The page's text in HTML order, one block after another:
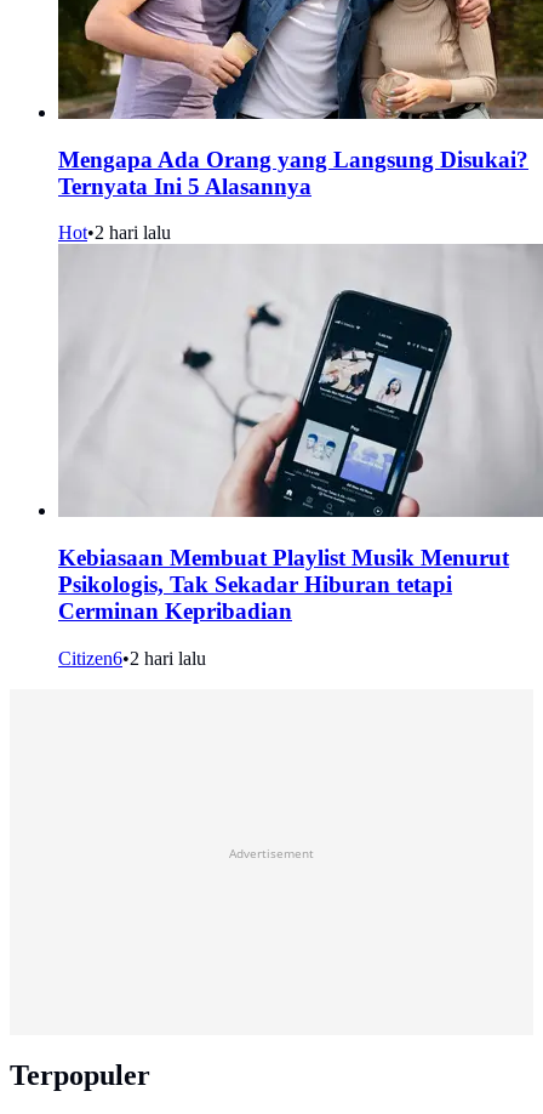
Mengapa Ada Orang yang Langsung Disukai?
Ternyata Ini 5 Alasannya
Hot•2 hari lalu
Kebiasaan Membuat Playlist Musik Menurut
Psikologis, Tak Sekadar Hiburan tetapi
Cerminan Kepribadian
Citizen6•2 hari lalu
Advertisement
Terpopuler